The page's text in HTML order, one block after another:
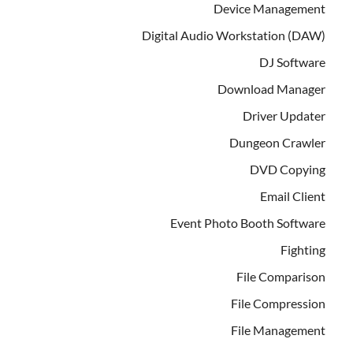
Device Management
Digital Audio Workstation (DAW)
DJ Software
Download Manager
Driver Updater
Dungeon Crawler
DVD Copying
Email Client
Event Photo Booth Software
Fighting
File Comparison
File Compression
File Management